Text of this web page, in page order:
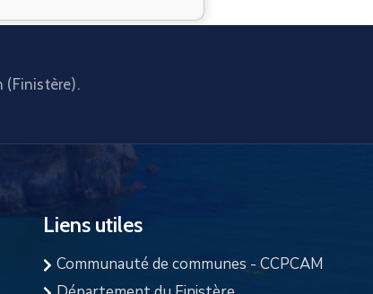
(Finistère).
Liens utiles
Communauté de communes - CCPCAM